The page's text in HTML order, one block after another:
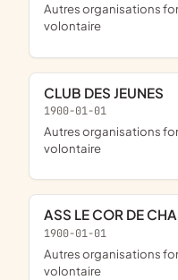
Autres organisations fonctionnant par adhésion
volontaire
CLUB DES JEUNES
1900-01-01
Autres organisations fonctionnant par adhésion
volontaire
ASS LE COR DE
1900-01-01
Autres organisations fonctionnant par adhésion
volontaire